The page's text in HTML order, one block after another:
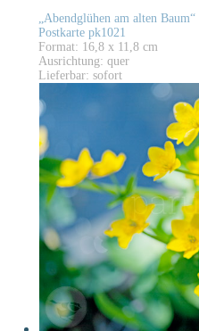
„Abendglühen am alten Baum“
Postkarte pk1021
Format: 16,8 x 11,8 cm
Ausrichtung: quer
Lieferbar: sofort